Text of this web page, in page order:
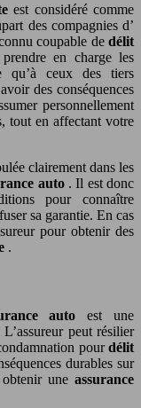
est considéré comme
des compagnies d’
coupable dedélit
en charge les
qu’à ceux des tiers
des conséquences
personnellement
tout en affectant votre
clairement dans les
auto . Il est donc
pour connaître
sa garantie. En cas
pour obtenir des
.
autoest une
L’assureur peut résilier
pourdélit
durables sur
une assurance